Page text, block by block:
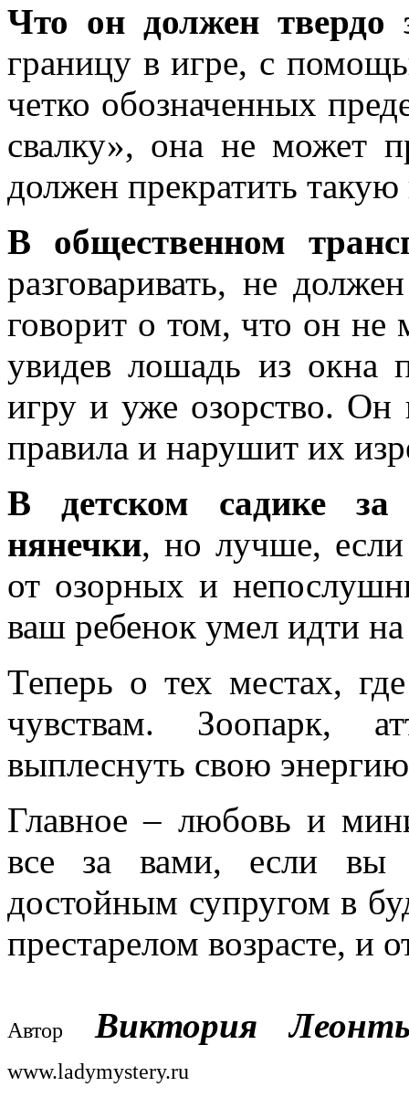
Что он должен твердо
границу в игре, с
четко обозначенных
свалку», она не может
должен прекратить такую
В общественном
разговаривать, не
говорит о том, что он не
увидев лошадь из окна
игру и уже озорство. Он
правила и нарушит их
В детском садике
нянечки, но лучше,
от озорных и
ваш ребенок умел идти
Теперь о тех местах,
чувствам. Зоопарк,
выплеснуть свою
Главное – любовь и
все за вами, если вы
достойным супругом в
престарелом возрасте,
Автор Виктория
www.ladymystery.ru